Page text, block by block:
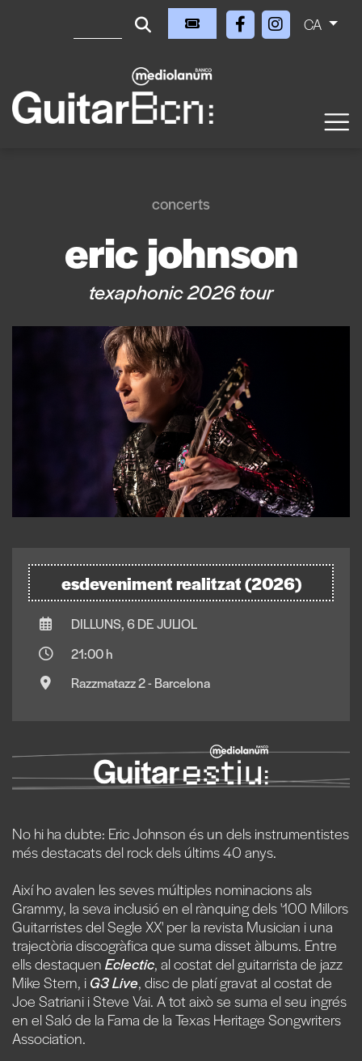
CA
concerts
eric johnson
texaphonic 2026 tour
esdeveniment realitzat (2026)
DILLUNS, 6 DE JULIOL
21:00 h
Razzmatazz 2 - Barcelona
No hi ha dubte: Eric Johnson és un dels instrumentistes
més destacats del rock dels últims 40 anys.
Així ho avalen les seves múltiples nominacions als
Grammy, la seva inclusió en el rànquing dels '100 Millors
Guitarristes del Segle XX' per la revista Musician i una
trajectòria discogràfica que suma disset àlbums. Entre
ells destaquen Eclectic, al costat del guitarrista de jazz
Mike Stern, i G3 Live, disc de platí gravat al costat de
Joe Satriani i Steve Vai. A tot això se suma el seu ingrés
en el Saló de la Fama de la Texas Heritage Songwriters
Association.